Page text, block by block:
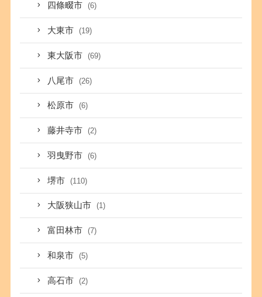
四條畷市 (6)
大東市 (19)
東大阪市 (69)
八尾市 (26)
松原市 (6)
藤井寺市 (2)
羽曳野市 (6)
堺市 (110)
大阪狭山市 (1)
富田林市 (7)
和泉市 (5)
高石市 (2)